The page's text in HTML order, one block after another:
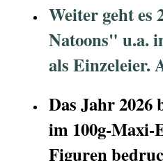
Weiter geht es
Natoons" u.a.
als Einzeleier.
Das Jahr
im 100g-Maxi-
Figuren